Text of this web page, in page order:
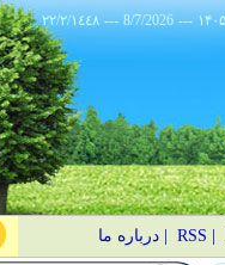
٢٢/٢/١٤٤٨ --- 8/7/2026 ---
RSS
|درباره ما